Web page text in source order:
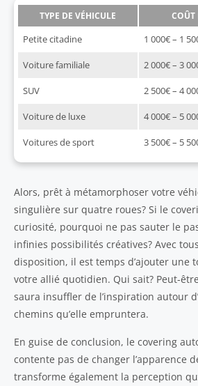
TYPE DE VÉHICULE COÛT
Petite citadine 1 000€ – 1
Voiture familiale 2 000€ – 3
SUV 2 500€ – 4
Voiture de luxe 4 000€ – 5
Voitures de sport 3 500€ – 5
Alors, prêt à métamorphoser votre
singulière sur quatre roues? Si le
curiosité, pourquoi ne pas sauter le
infinies possibilités créatives? Avec
disposition, il est temps d’ajouter une
votre allié quotidien. Qui sait? Peut-
saura insuffler de l’inspiration autour
chemins qu’elle empruntera.
En guise de conclusion, le covering
contente pas de changer l’apparence
transforme également la perception